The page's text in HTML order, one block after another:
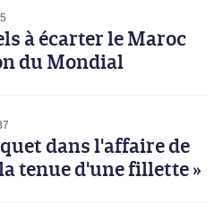
à écarter le Maroc
du Mondial
dans l'affaire de
tenue d'une fillette »